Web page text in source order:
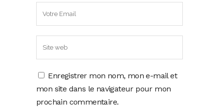
Enregistrer mon nom, mon e-mail et
mon site dans le navigateur pour mon
prochain commentaire.